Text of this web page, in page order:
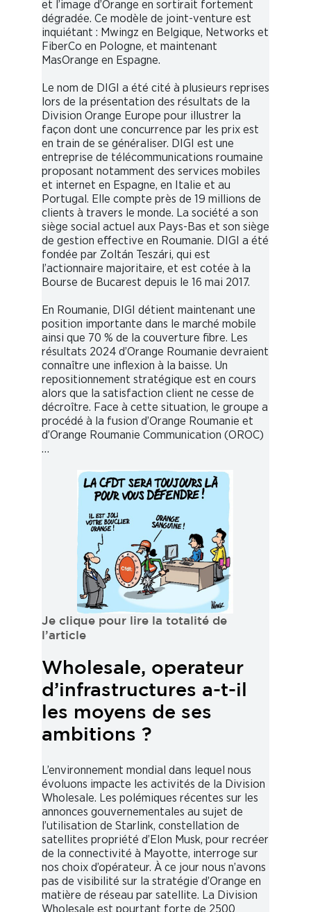
et l’image d’Orange en sortirait fortement
dégradée. Ce modèle de joint-venture est
inquiétant : Mwingz en Belgique, Networks et
FiberCo en Pologne, et maintenant
MasOrange en Espagne.
Le nom de DIGI a été cité à plusieurs reprises
lors de la présentation des résultats de la
Division Orange Europe pour illustrer la
façon dont une concurrence par les prix est
en train de se généraliser. DIGI est une
entreprise de télécommunications roumaine
proposant notamment des services mobiles
et internet en Espagne, en Italie et au
Portugal. Elle compte près de 19 millions de
clients à travers le monde. La société a son
siège social actuel aux Pays-Bas et son siège
de gestion effective en Roumanie. DIGI a été
fondée par Zoltán Teszári, qui est
l’actionnaire majoritaire, et est cotée à la
Bourse de Bucarest depuis le 16 mai 2017.
En Roumanie, DIGI détient maintenant une
position importante dans le marché mobile
ainsi que 70 % de la couverture fibre. Les
résultats 2024 d’Orange Roumanie devraient
connaître une inflexion à la baisse. Un
repositionnement stratégique est en cours
alors que la satisfaction client ne cesse de
décroître. Face à cette situation, le groupe a
procédé à la fusion d’Orange Roumanie et
d’Orange Roumanie Communication (OROC)
…
Je clique pour lire la totalité de
l’article
Wholesale, operateur
d’infrastructures a-t-il
les moyens de ses
ambitions ?
L’environnement mondial dans lequel nous
évoluons impacte les activités de la Division
Wholesale. Les polémiques récentes sur les
annonces gouvernementales au sujet de
l’utilisation de Starlink, constellation de
satellites propriété d’Elon Musk, pour recréer
de la connectivité à Mayotte, interroge sur
nos choix d’opérateur. À ce jour nous n’avons
pas de visibilité sur la stratégie d’Orange en
matière de réseau par satellite. La Division
Wholesale est pourtant forte de 2500